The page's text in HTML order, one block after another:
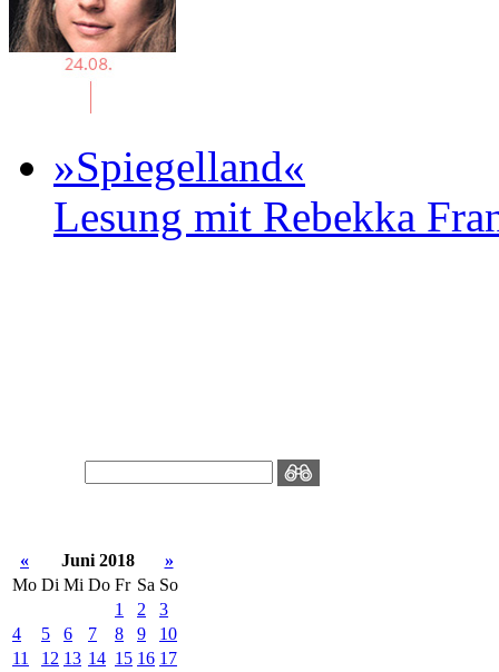
»Spiegelland«
Lesung mit Rebekka
« Juni 2018
»
Mo Di Mi Do Fr Sa So
1
2
3
4
5 6 7 8 9
10
11
12 13 14 15 16 17